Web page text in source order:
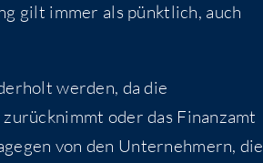
gilt immer als pünktlich, auch
werden, da die
oder das Finanzamt
von den Unternehmern, die